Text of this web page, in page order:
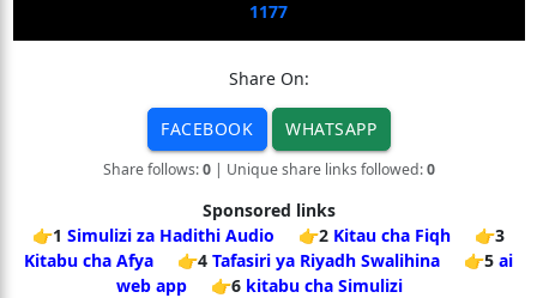
1177
Share On:
FACEBOOK WHATSAPP
Share follows:0| Unique share links followed:0
Sponsored links
👉1 Simulizi za Hadithi Audio 👉2 Kitau cha Fiqh
👉3
Kitabu cha Afya
👉4 Tafasiri ya Riyadh Swalihina 👉5 ai
web app
👉6 kitabu cha Simulizi